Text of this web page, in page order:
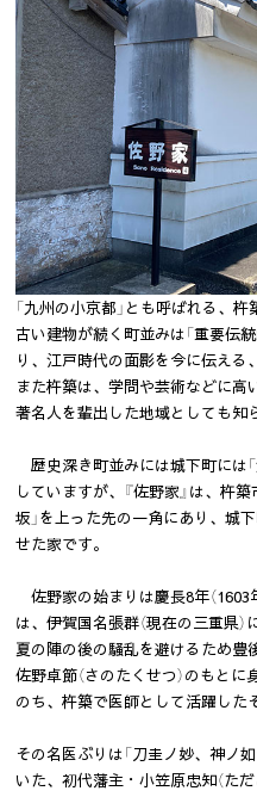
「九州の小京都」とも呼ばれる、
古い建物が続く町並みは「重要伝
り、江戸時代の面影を今に伝える
また杵築は、学問や芸術などに高
著名人を輩出した地域としても知
歴史深き町並みには城下町には「
していますが、『佐野家』は、杵
坂」を上った先の一角にあり、城
せた家です。
佐野家の始まりは慶長8年（1603
は、伊賀国名張群（現在の三重県）
夏の陣の後の騒乱を避けるため豊
佐野卓節（さのたくせつ）のもと
のち、杵築で医師として活躍した
その名医ぶりは「刀圭ノ妙、神ノ
いた、初代藩主・小笠原忠知（た